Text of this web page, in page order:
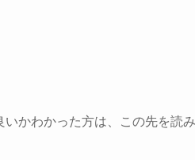
かわかった方は、この先を読み